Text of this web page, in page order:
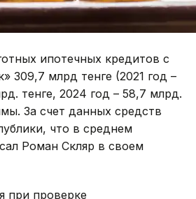
ипотечных кредитов с
309,7 млрд тенге (2021 год –
тенге, 2024 год – 58,7 млрд.
За счет данных средств
что в среднем
Роман Скляр в своем
при проверке